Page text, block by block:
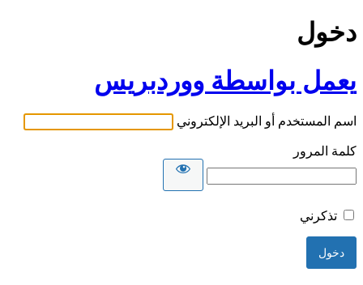
دخول
يعمل بواسطة ووردبريس
اسم المستخدم أو البريد الإلكتروني
كلمة المرور
تذكرني